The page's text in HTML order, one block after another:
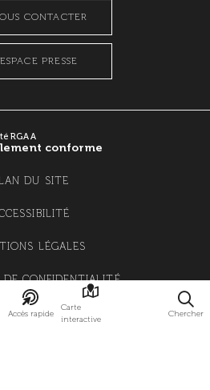
Accès rapide
Carte
interactive
Chercher
CONTACTER
ESPACE PRESSE
RGAA
conforme
DU SITE
LÉGALES
DE CONFIDENTIALITÉ
GESTION DES COOKIES